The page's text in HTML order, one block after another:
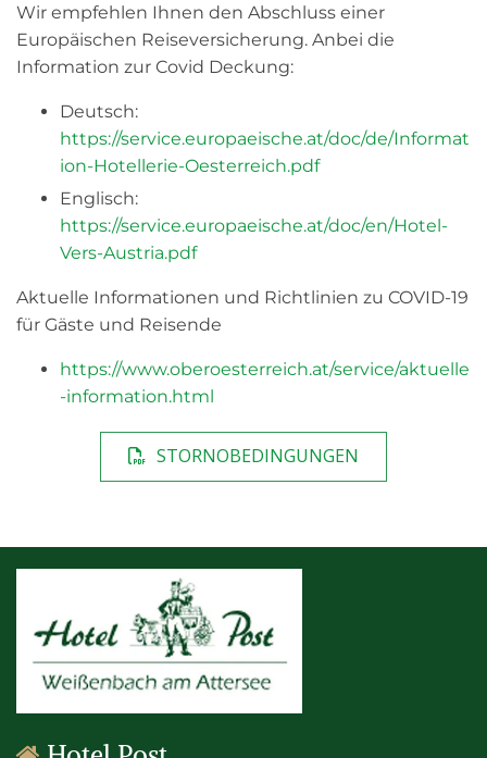
Wir empfehlen Ihnen den Abschluss einer
Europäischen Reiseversicherung. Anbei die
Information zur Covid Deckung:
Deutsch:
https://service.europaeische.at/doc/de/Informat
ion-Hotellerie-Oesterreich.pdf
Englisch:
https://service.europaeische.at/doc/en/Hotel-
Vers-Austria.pdf
Aktuelle Informationen und Richtlinien zu COVID-19
für Gäste und Reisende
https://www.oberoesterreich.at/service/aktuelle
-information.html
STORNOBEDINGUNGEN